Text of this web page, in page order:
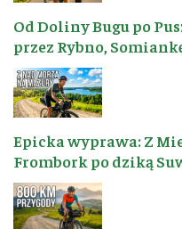
Od Doliny Bugu po
przez Rybno,
Epicka wyprawa: Z
Frombork po dziką